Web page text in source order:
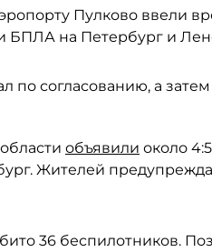
Пулково ввели
БПЛА на Петербург и
по согласованию, а
объявили около
Жителей
36 беспилотников.